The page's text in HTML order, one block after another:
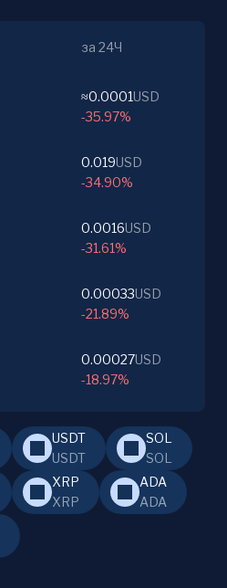
за 24Ч
≈0.0001USD
-35.97%
0.019USD
-34.90%
0.0016USD
-31.61%
0.00033USD
-21.89%
0.00027USD
-18.97%
USDT
USDT
SOL
SOL
XRP
XRP
ADA
ADA